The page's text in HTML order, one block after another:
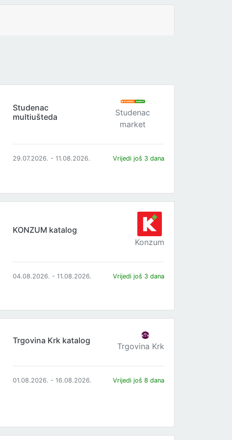
Studenac
multiušteda
Studenac
market
29.07.2026. - 11.08.2026. Vrijedi još 3 dana
KONZUM katalog
Konzum
04.08.2026. - 11.08.2026. Vrijedi još 3 dana
Trgovina Krk katalog
Trgovina Krk
01.08.2026. - 16.08.2026. Vrijedi još 8 dana